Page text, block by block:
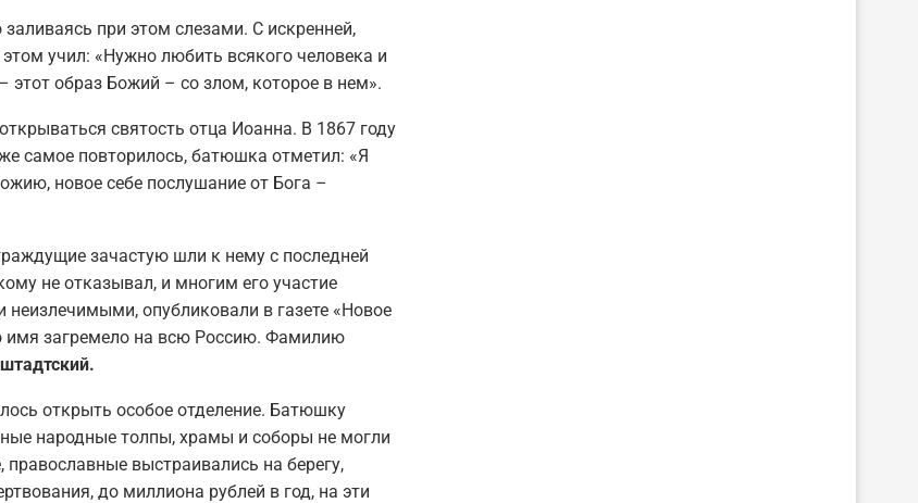
при этом слезами. С искренней,
учил: «Нужно любить всякого человека и
этот образ Божий – со злом, которое в нем».
святость отца Иоанна. В 1867 году
самое повторилось, батюшка отметил: «Я
новое себе послушание от Бога –
зачастую шли к нему с последней
не отказывал, и многим его участие
опубликовали в газете «Новое
имя загремело на всю Россию. Фамилию
открыть особое отделение. Батюшку
народные толпы, храмы и соборы не могли
выстраивались на берегу,
до миллиона рублей в год, на эти